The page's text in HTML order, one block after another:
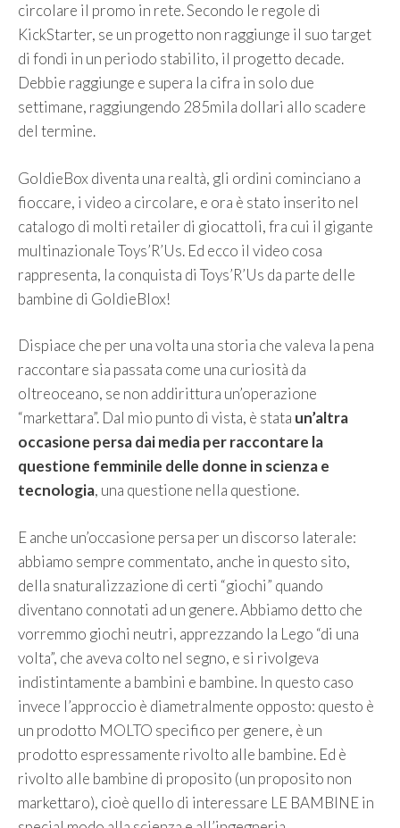
circolare il promo in rete. Secondo le regole di
KickStarter, se un progetto non raggiunge il suo target
di fondi in un periodo stabilito, il progetto decade.
Debbie raggiunge e supera la cifra in solo due
settimane, raggiungendo 285mila dollari allo scadere
del termine.
GoldieBox diventa una realtà, gli ordini cominciano a
fioccare, i video a circolare, e ora è stato inserito nel
catalogo di molti retailer di giocattoli, fra cui il gigante
multinazionale Toys’R’Us. Ed ecco il video cosa
rappresenta, la conquista di Toys’R’Us da parte delle
bambine di GoldieBlox!
Dispiace che per una volta una storia che valeva la pena
raccontare sia passata come una curiosità da
oltreoceano, se non addirittura un’operazione
“markettara”. Dal mio punto di vista, è stata un’altra
occasione persa dai media per raccontare la
questione femminile delle donne in scienza e
tecnologia, una questione nella questione.
E anche un’occasione persa per un discorso laterale:
abbiamo sempre commentato, anche in questo sito,
della snaturalizzazione di certi “giochi” quando
diventano connotati ad un genere. Abbiamo detto che
vorremmo giochi neutri, apprezzando la Lego “di una
volta”, che aveva colto nel segno, e si rivolgeva
indistintamente a bambini e bambine. In questo caso
invece l’approccio è diametralmente opposto: questo è
un prodotto MOLTO specifico per genere, è un
prodotto espressamente rivolto alle bambine. Ed è
rivolto alle bambine di proposito (un proposito non
markettaro), cioè quello di interessare LE BAMBINE in